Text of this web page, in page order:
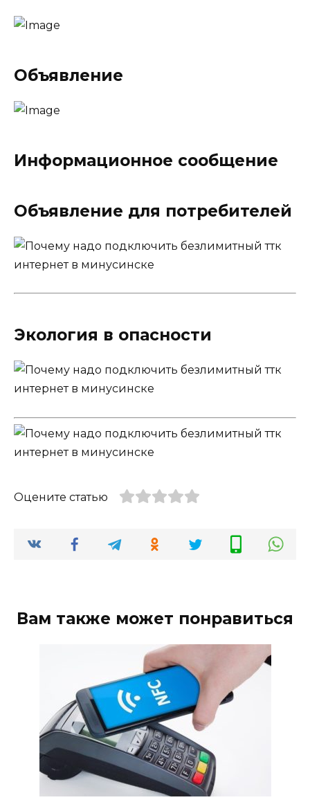
Объявление
Информационное сообщение
Объявление для потребителей
Экология в опасности
Оцените статью
Вам также может понравиться